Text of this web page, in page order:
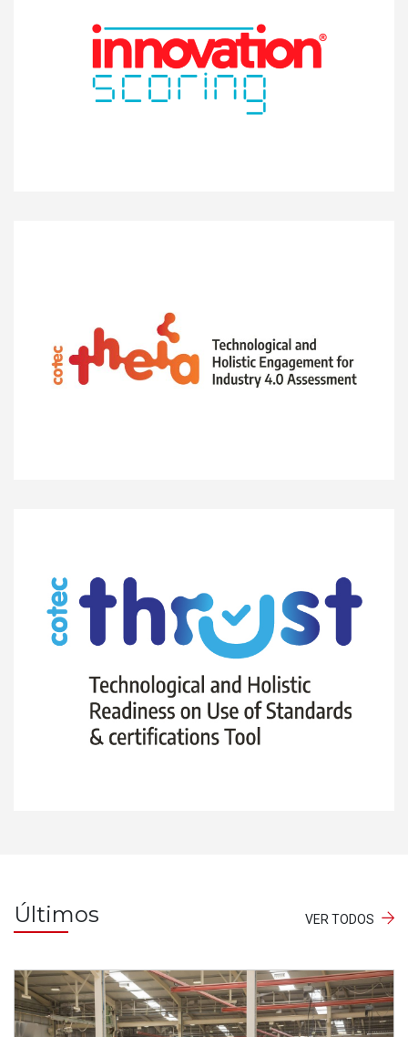
Últimos VER TODOS